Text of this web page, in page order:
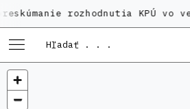
rozhodnutia KPÚ vo veci